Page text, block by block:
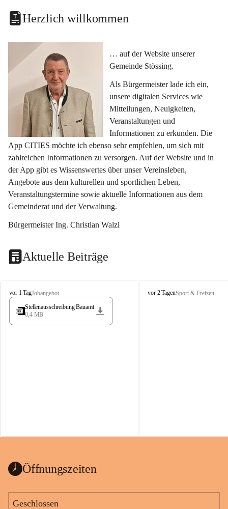
Herzlich willkommen
… auf der Website unserer
Gemeinde Stössing.
Als Bürgermeister lade ich ein,
unsere digitalen Services wie
Mitteilungen, Neuigkeiten,
Veranstaltungen und
Informationen zu erkunden. Die
App CITIES möchte ich ebenso sehr empfehlen, um sich mit
zahlreichen Informationen zu versorgen. Auf der Website und in
der App gibt es Wissenswertes über unser Vereinsleben,
Angebote aus dem kulturellen und sportlichen Leben,
Veranstaltungstermine sowie aktuelle Informationen aus dem
Gemeinderat und der Verwaltung.
Bürgermeister Ing. Christian Walzl
Aktuelle Beiträge
S
t
s
vor 1 TagJobangebot
Stellenausschreibung Bauamt
0,4 MB
S
vor 2 TagenSport & Freizeit
Öffnungszeiten
Geschlossen